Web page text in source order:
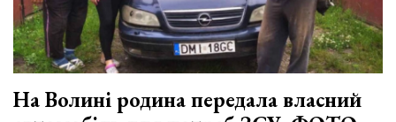
залишив у
Луцьку
три...
27 Липня 2026
773 переглядів
На Волині родина передала власний